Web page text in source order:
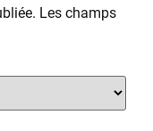
Les champs